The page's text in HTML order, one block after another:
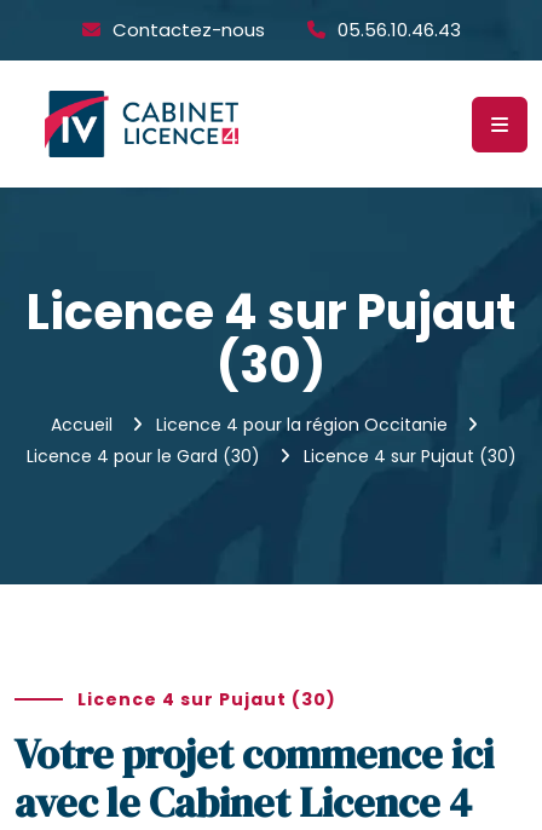
Contactez-nous 05.56.10.46.43
Licence 4 sur Pujaut
(30)
Accueil
Licence 4 pour la région Occitanie
Licence 4 pour le Gard (30)
Licence 4 sur Pujaut (30)
Licence 4 sur Pujaut (30)
Votre projet commence ici
avec le Cabinet Licence 4